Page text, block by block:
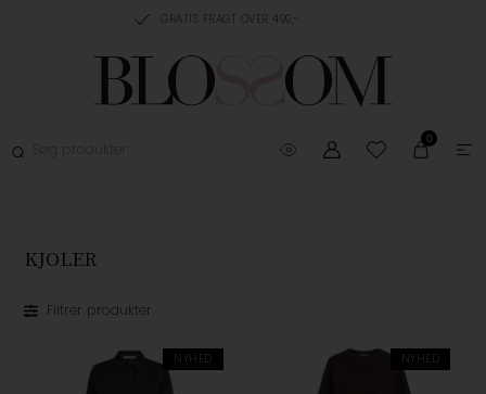
GRATIS OMBYTNING
0
KJOLER
Filtrer produkter
NYHED NYHED